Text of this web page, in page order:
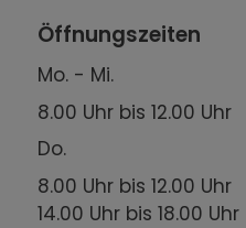
Öffnungszeiten
Mo. - Mi.
8.00 Uhr bis 12.00 Uhr
Do.
8.00 Uhr bis 12.00 Uhr
14.00 Uhr bis 18.00 Uhr